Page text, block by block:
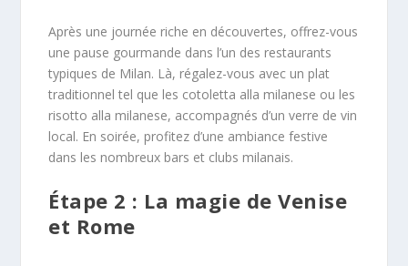
Après une journée riche en découvertes, offrez-vous
une pause gourmande dans l’un des restaurants
typiques de Milan. Là, régalez-vous avec un plat
traditionnel tel que les cotoletta alla milanese ou les
risotto alla milanese, accompagnés d’un verre de vin
local. En soirée, profitez d’une ambiance festive
dans les nombreux bars et clubs milanais.
Étape 2 : La magie de Venise
et Rome